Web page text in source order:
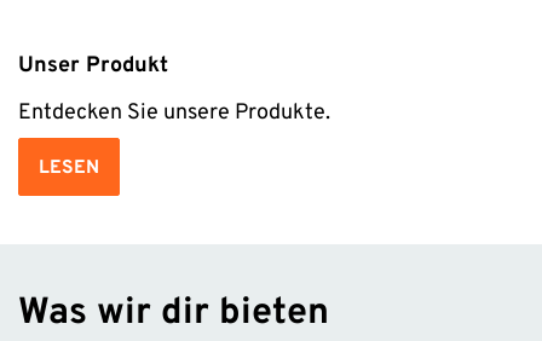
Unser Produkt
Entdecken Sie unsere Produkte.
LESEN
Was wir dir bieten